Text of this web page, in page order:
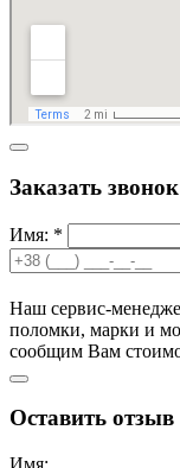
Заказать звонок
Имя: *
Наш сервис-
поломки, марки и
сообщим Вам
Оставить отзыв